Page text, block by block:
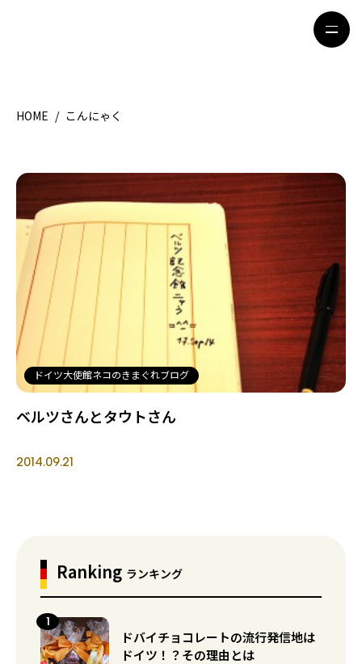
HOME
観光ガイド
留学＆キャリア
ライフスタイル
著者一覧
ライター募集
HOME / こんにゃく
ドイツ大使館ネコのきまぐれブログ
ベルツさんとタウトさん
2014.09.21
Ranking ランキング
ドバイチョコレートの流行発信地は
ドイツ！？その理由とは